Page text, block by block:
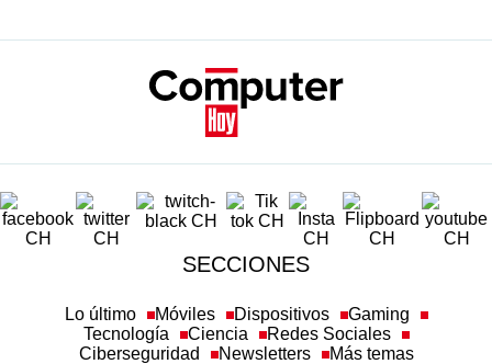
SECCIONES
Lo último Móviles Dispositivos
Gaming
Tecnología
Ciencia
Redes Sociales
Ciberseguridad
Newsletters Más temas